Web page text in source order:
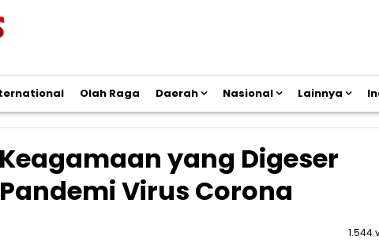
Olah Raga Daerah Nasional Lainnya
yang Digeser
Virus Corona
1.544